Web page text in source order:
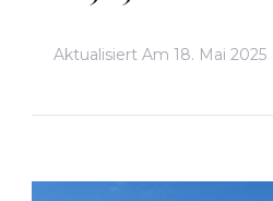
Aktualisiert Am 18. Mai 2025